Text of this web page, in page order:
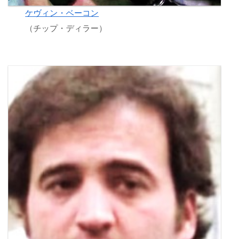
ケヴィン・ベーコン
（チップ・ディラー）